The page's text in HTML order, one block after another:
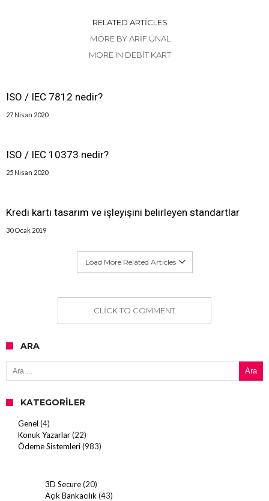
RELATED ARTICLES
MORE BY ARIF ÜNAL
MORE IN DEBIT KART
ISO / IEC 7812 nedir?
27 Nisan 2020
ISO / IEC 10373 nedir?
25 Nisan 2020
Kredi kartı tasarım ve işleyişini belirleyen standartlar
30 Ocak 2019
Load More Related Articles
CLICK TO COMMENT
ARA
Arama:
KATEGORILER
Genel (4)
Konuk Yazarlar(22)
Ödeme Sistemleri(983)
3D Secure(20)
Açık Bankacılık (43)